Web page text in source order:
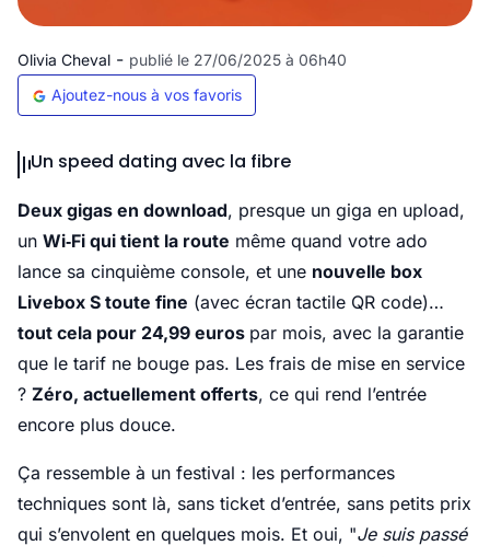
Olivia Cheval - publié le 27/06/2025 à 06h40
Ajoutez-nous à vos favoris
Un speed dating avec la fibre
Deux gigas en download, presque un giga en upload,
un Wi‑Fi qui tient la route même quand votre ado
lance sa cinquième console, et une nouvelle box
Livebox S toute fine (avec écran tactile QR code)…
tout cela pour 24,99 euros par mois, avec la garantie
que le tarif ne bouge pas. Les frais de mise en service
? Zéro, actuellement offerts, ce qui rend l’entrée
encore plus douce.
Ça ressemble à un festival : les performances
techniques sont là, sans ticket d’entrée, sans petits prix
qui s’envolent en quelques mois. Et oui, "Je suis passé